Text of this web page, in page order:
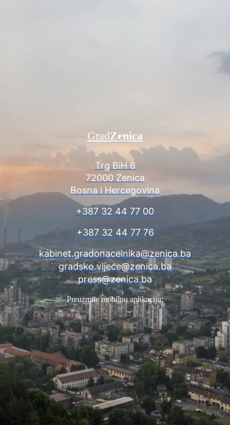
Trg BiH 6
72000 Zenica
Bosna i Hercegovina
+387 32 44 77 00
+387 32 44 77 76
kabinet.gradonacelnika@zenica.ba
gradsko.vijece@zenica.ba
press@zenica.ba
GradZenica
Preuzmite mobilnu aplikaciju: